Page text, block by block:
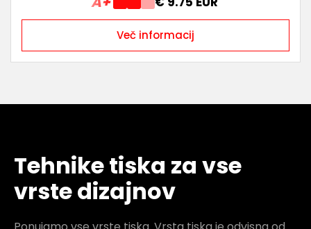
Več informacij
Tehnike tiska za vse
vrste dizajnov